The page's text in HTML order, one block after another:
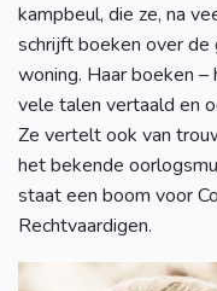
kampbeul, die ze, na
schrijft boeken over de
woning. Haar boeken
vele talen vertaald en
Ze vertelt ook van
het bekende
staat een boom voor
Rechtvaardigen.